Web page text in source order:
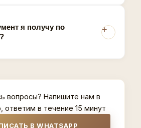
я получу по
вопросы? Напишите нам в
ответим в течение 15 минут
В WHATSAPP